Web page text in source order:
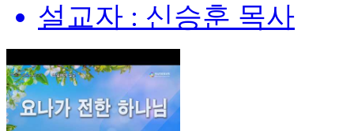
설교자 : 신승훈 목사